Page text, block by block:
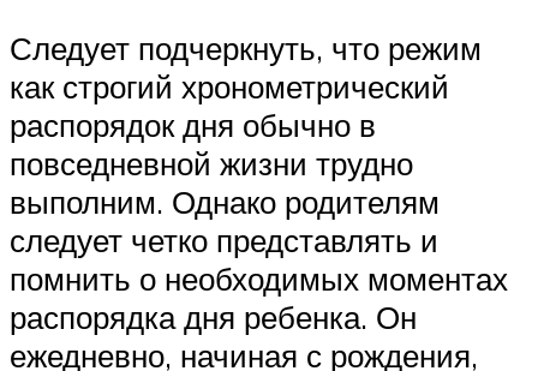
Следует подчеркнуть, что режим
как строгий хронометрический
распорядок дня обычно в
повседневной жизни трудно
выполним. Однако родителям
следует четко представлять и
помнить о необходимых моментах
распорядка дня ребенка. Он
ежедневно, начиная с рождения,